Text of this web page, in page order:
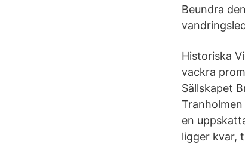
Beundra
Historiska
vackra
Sällskapet
en
ligger kvar,